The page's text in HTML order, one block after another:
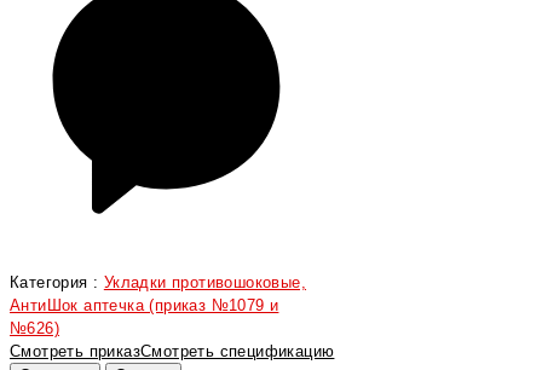
Категория : Укладки противошоковые,
АнтиШок аптечка (приказ №1079 и
№626)
Смотреть приказСмотреть спецификацию